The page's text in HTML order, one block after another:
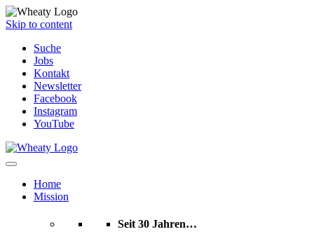
Skip to content
Suche
Jobs
Kontakt
Newsletter
Facebook
Instagram
YouTube
Home
Mission
Seit 30 Jahren…